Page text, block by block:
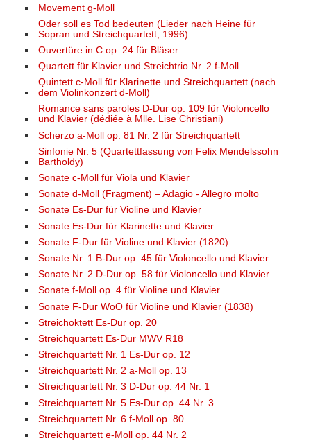
Movement g-Moll
Oder soll es Tod bedeuten (Lieder nach Heine für
Sopran und Streichquartett, 1996)
Ouvertüre in C op. 24 für Bläser
Quartett für Klavier und Streichtrio Nr. 2 f-Moll
Quintett c-Moll für Klarinette und Streichquartett (nach
dem Violinkonzert d-Moll)
Romance sans paroles D-Dur op. 109 für Violoncello
und Klavier (dédiée à Mlle. Lise Christiani)
Scherzo a-Moll op. 81 Nr. 2 für Streichquartett
Sinfonie Nr. 5 (Quartettfassung von Felix Mendelssohn
Bartholdy)
Sonate c-Moll für Viola und Klavier
Sonate d-Moll (Fragment) – Adagio - Allegro molto
Sonate Es-Dur für Violine und Klavier
Sonate Es-Dur für Klarinette und Klavier
Sonate F-Dur für Violine und Klavier (1820)
Sonate Nr. 1 B-Dur op. 45 für Violoncello und Klavier
Sonate Nr. 2 D-Dur op. 58 für Violoncello und Klavier
Sonate f-Moll op. 4 für Violine und Klavier
Sonate F-Dur WoO für Violine und Klavier (1838)
Streichoktett Es-Dur op. 20
Streichquartett Es-Dur MWV R18
Streichquartett Nr. 1 Es-Dur op. 12
Streichquartett Nr. 2 a-Moll op. 13
Streichquartett Nr. 3 D-Dur op. 44 Nr. 1
Streichquartett Nr. 5 Es-Dur op. 44 Nr. 3
Streichquartett Nr. 6 f-Moll op. 80
Streichquartett e-Moll op. 44 Nr. 2